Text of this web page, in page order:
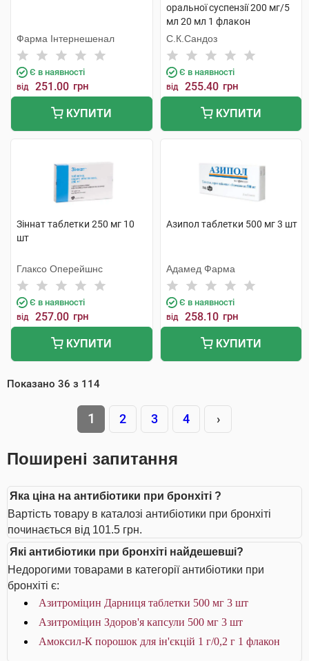
Фарма Інтернешенал
Є в наявності
від 251.00 грн
КУПИТИ
оральної суспензії 200 мг/5
мл 20 мл 1 флакон
С.К.Сандоз
Є в наявності
від 255.40 грн
КУПИТИ
Зіннат таблетки 250 мг 10
шт
Глаксо Оперейшнс
Є в наявності
від 257.00 грн
КУПИТИ
Азипол таблетки 500 мг 3 шт
Адамед Фарма
Є в наявності
від 258.10 грн
КУПИТИ
Показано 36 з 114
1 2 3 4 ›
Поширені запитання
Яка ціна на антибіотики при бронхіті ?
Вартість товару в каталозі антибіотики при бронхіті
починається від 101.5 грн.
Які антибіотики при бронхіті найдешевші?
Недорогими товарами в категорії антибіотики при
бронхіті є:
Азитроміцин Дарниця таблетки 500 мг 3 шт
Азитроміцин Здоров'я капсули 500 мг 3 шт
Амоксил-К порошок для ін'єкцій 1 г/0,2 г 1 флакон